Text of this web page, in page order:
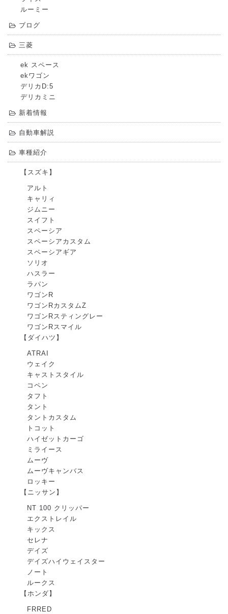
ルーミー
ブログ
三菱
ek スペース
ekワゴン
デリカD:5
デリカミニ
新着情報
自動車解説
車種紹介
【スズキ】
アルト
キャリィ
ジムニー
スイフト
スペーシア
スペーシアカスタム
スペーシアギア
ソリオ
ハスラー
ラパン
ワゴンR
ワゴンRカスタムZ
ワゴンRスティングレー
ワゴンRスマイル
【ダイハツ】
ATRAI
ウェイク
キャストスタイル
コペン
タフト
タント
タントカスタム
トコット
ハイゼットカーゴ
ミライース
ムーヴ
ムーヴキャンバス
ロッキー
【ニッサン】
NT 100 クリッパー
エクストレイル
キックス
セレナ
デイズ
デイズハイウェイスター
ノート
ルークス
【ホンダ】
FRRED